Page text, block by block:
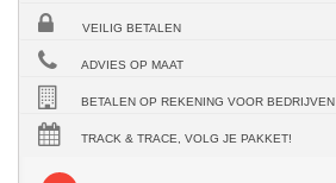
VEILIG BETALEN
ADVIES OP MAAT
BETALEN OP REKENING VOOR BEDRIJVEN
TRACK & TRACE, VOLG JE PAKKET!